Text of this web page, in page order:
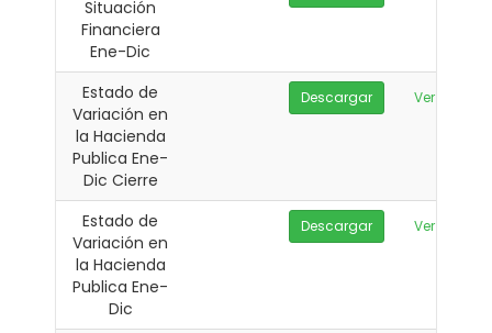
Situación
Financiera
Ene-Dic
Estado de
Variación en
la Hacienda
Publica Ene-
Dic Cierre
Descargar Ver
Estado de
Variación en
la Hacienda
Publica Ene-
Dic
Descargar Ver